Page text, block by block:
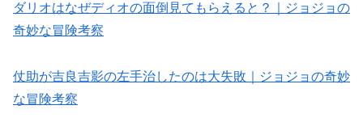
ダリオはなぜディオの面倒見てもらえると？｜ジョジョの
奇妙な冒険考察
仗助が吉良吉影の左手治したのは大失敗｜ジョジョの奇妙
な冒険考察